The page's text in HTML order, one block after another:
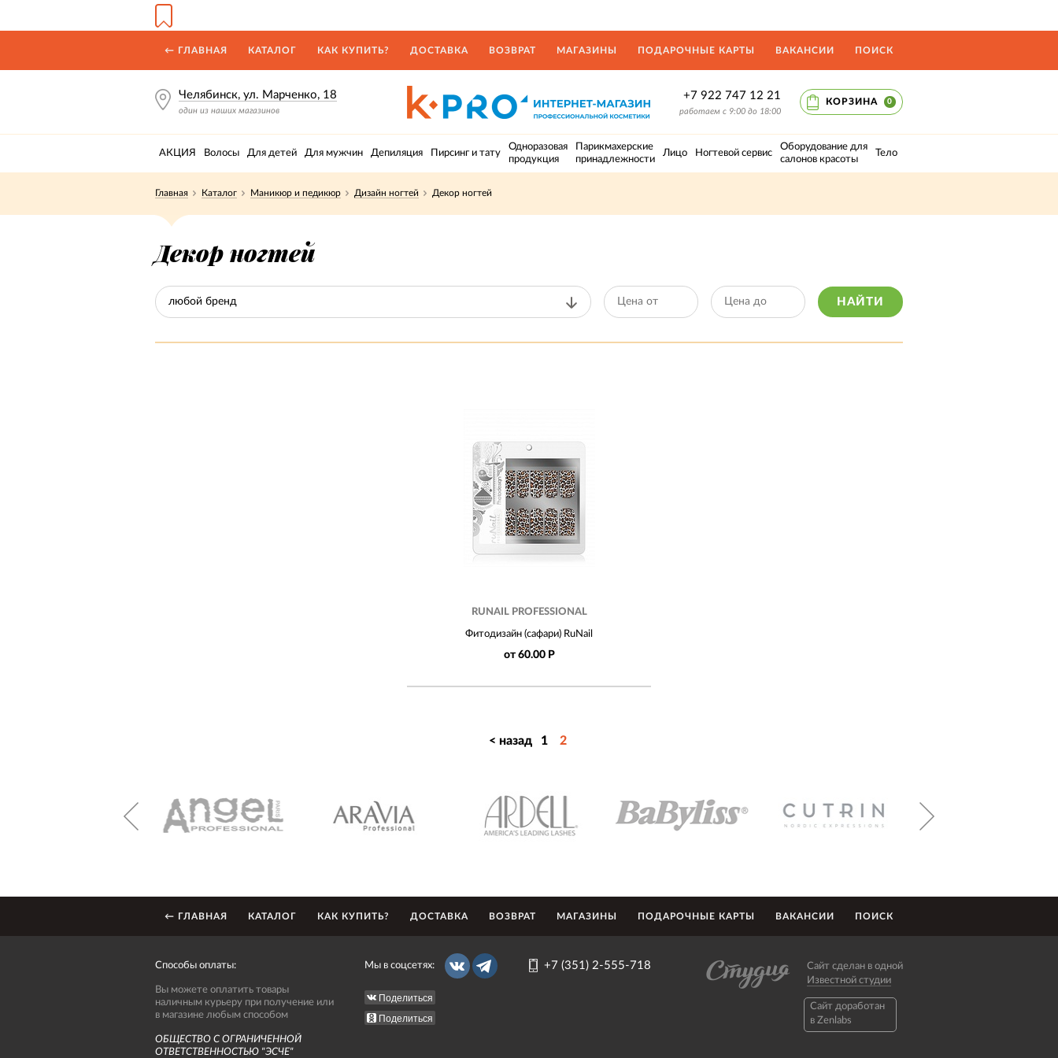
← ГЛАВНАЯ КАТАЛОГ КАК КУПИТЬ? ДОСТАВКА ВОЗВРАТ МАГАЗИНЫ ПОДАРОЧНЫЕ КАРТЫ ВАКАНСИИ ПОИСК
Челябинск, ул. Марченко, 18
один из наших магазинов
+7 922 747 12 21
работаем с 9:00 до 18:00
КОРЗИНА 0
АКЦИЯ Волосы Для детей Для мужчин Депиляция Пирсинг и тату
Одноразовая
продукция
Парикмахерские
принадлежности
Лицо Ногтевой сервис
Оборудование для
салонов красоты
Тело
Главная Каталог Маникюр и педикюр Дизайн ногтей Декор ногтей
Декор ногтей
любой бренд НАЙТИ
RUNAIL PROFESSIONAL
Фитодизайн (сафари) RuNail
от 60.00 Р
< назад 1 2
← ГЛАВНАЯ КАТАЛОГ КАК КУПИТЬ? ДОСТАВКА ВОЗВРАТ МАГАЗИНЫ ПОДАРОЧНЫЕ КАРТЫ ВАКАНСИИ ПОИСК
Способы оплаты:
Вы можете оплатить товары
наличным курьеру при получение или
в магазине любым способом
ОБЩЕСТВО С ОГРАНИЧЕННОЙ
ОТВЕТСТВЕННОСТЬЮ "ЭСЧЕ"
Мы в соцсетях:
Поделиться
Поделиться
+7 (351) 2-555-718
Сайт сделан в одной
Известной студии
Caйт доработан
в Zenlabs